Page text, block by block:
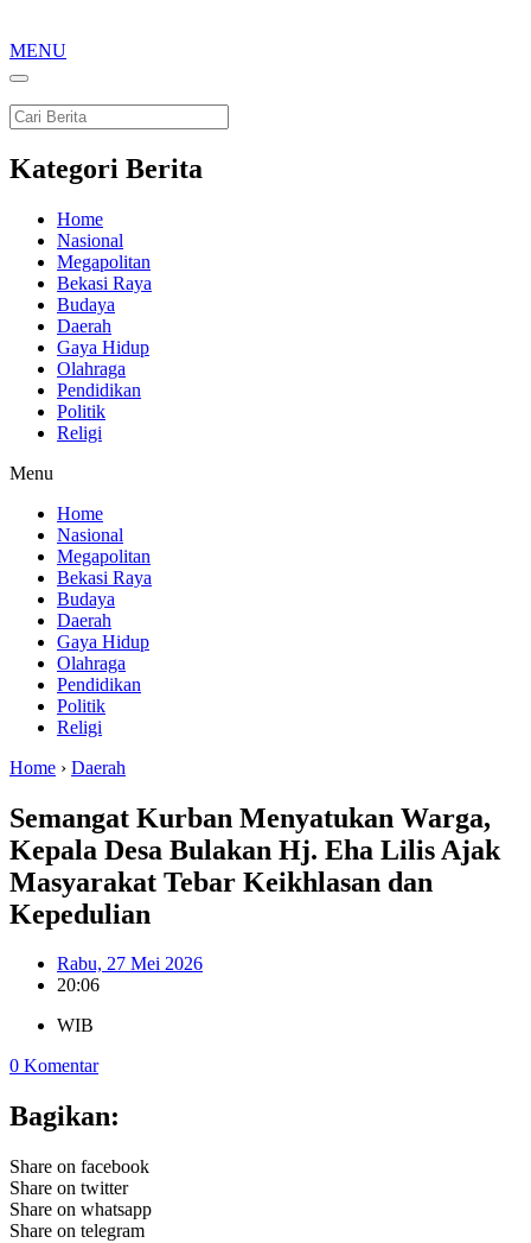
MENU
Kategori Berita
Home
Nasional
Megapolitan
Bekasi Raya
Budaya
Daerah
Gaya Hidup
Olahraga
Pendidikan
Politik
Religi
Menu
Home
Nasional
Megapolitan
Bekasi Raya
Budaya
Daerah
Gaya Hidup
Olahraga
Pendidikan
Politik
Religi
Home › Daerah
Semangat Kurban Menyatukan Warga,
Kepala Desa Bulakan Hj. Eha Lilis Ajak
Masyarakat Tebar Keikhlasan dan
Kepedulian
Rabu, 27 Mei 2026
20:06
WIB
0 Komentar
Bagikan:
Share on facebook
Share on twitter
Share on whatsapp
Share on telegram